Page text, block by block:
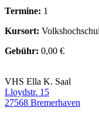
Termine: 1
Kursort:
Gebühr: 0,00 €
VHS Ella K. Saal
Lloydstr. 15
27568 Bremerhaven